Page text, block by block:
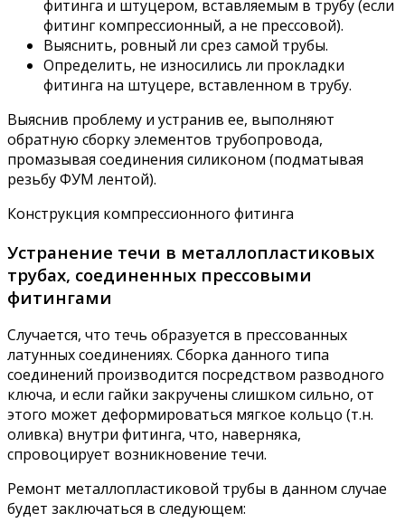
фитинга и штуцером, вставляемым в трубу (если
фитинг компрессионный, а не прессовой).
Выяснить, ровный ли срез самой трубы.
Определить, не износились ли прокладки
фитинга на штуцере, вставленном в трубу.
Выяснив проблему и устранив ее, выполняют
обратную сборку элементов трубопровода,
промазывая соединения силиконом (подматывая
резьбу ФУМ лентой).
Конструкция компрессионного фитинга
Устранение течи в металлопластиковых
трубах, соединенных прессовыми
фитингами
Случается, что течь образуется в прессованных
латунных соединениях. Сборка данного типа
соединений производится посредством разводного
ключа, и если гайки закручены слишком сильно, от
этого может деформироваться мягкое кольцо (т.н.
оливка) внутри фитинга, что, наверняка,
спровоцирует возникновение течи.
Ремонт металлопластиковой трубы в данном случае
будет заключаться в следующем: